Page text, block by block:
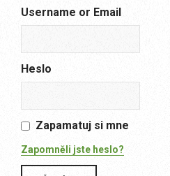
Username or Email
Heslo
Zapamatuj si mne
Zapomněli jste heslo?